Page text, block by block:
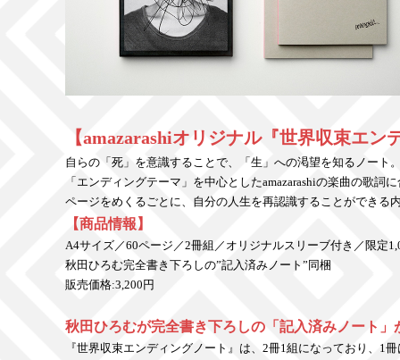
【amazarashiオリジナル『世界収束エン
自らの「死」を意識することで、「生」への渇望を知るノート
「エンディングテーマ」を中心としたamazarashiの楽曲の歌詞
ページをめくるごとに、自分の人生を再認識することができ
【商品情報】
A4サイズ／60ページ／2冊組／オリジナルスリーブ付き／限定
秋田ひろむ完全書き下ろしの”記入済みノート”同梱
販売価格:3,200円
秋田ひろむが完全書き下ろしの「記入済みノート」
『世界収束エンディングノート』は、2冊1組になっており、1